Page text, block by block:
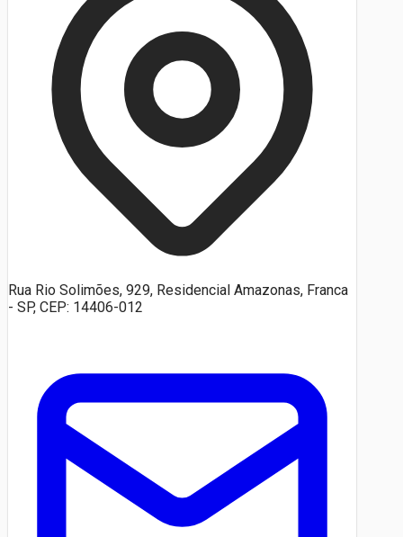
Rua Rio Solimões, 929, Residencial Amazonas, Franca
- SP, CEP: 14406-012